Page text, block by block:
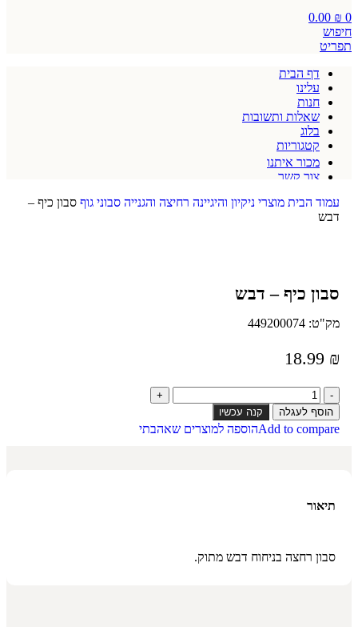
0
0.00 ₪
חיפוש
תפריט
דף הבית
עלינו
חנות
שאלות ותשובות
בלוג
קטגוריות
מכור איתנו
צור קשר
עמוד הבית מוצרי ניקיון והיגיינה רחיצה והגנייה סבוני גוף סבון כיף –
דבש
סבון כיף – דבש
מק"ט: 449200074
18.99 ₪
הוסף לעגלה קנה עכשיו
Add to compareהוספה למוצרים שאהבתי
תיאור
סבון רחצה בניחוח דבש מתוק.